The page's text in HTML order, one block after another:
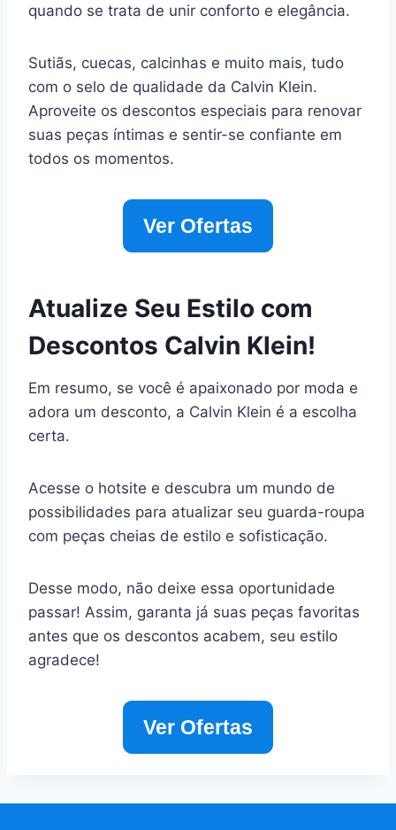
quando se trata de unir conforto e elegância.
Sutiãs, cuecas, calcinhas e muito mais, tudo
com o selo de qualidade da Calvin Klein.
Aproveite os descontos especiais para renovar
suas peças íntimas e sentir-se confiante em
todos os momentos.
Ver Ofertas
Atualize Seu Estilo com
Descontos Calvin Klein!
Em resumo, se você é apaixonado por moda e
adora um desconto, a Calvin Klein é a escolha
certa.
Acesse o hotsite e descubra um mundo de
possibilidades para atualizar seu guarda-roupa
com peças cheias de estilo e sofisticação.
Desse modo, não deixe essa oportunidade
passar! Assim, garanta já suas peças favoritas
antes que os descontos acabem, seu estilo
agradece!
Ver Ofertas